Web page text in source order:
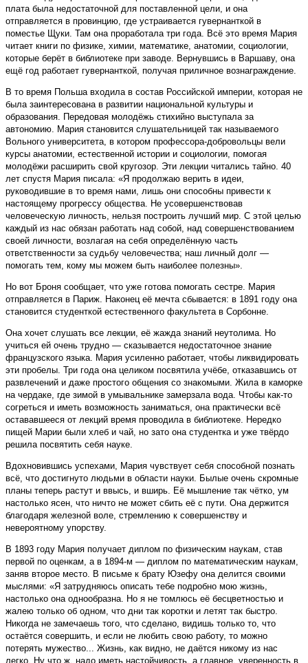
плата была недостаточной для поставленной цели, и она
отправляется в провинцию, где устраивается гувернанткой в
поместье Щуки. Там она проработала три года. Всё это время Мария
читает книги по физике, химии, математике, анатомии, социологии,
которые берёт в библиотеке при заводе. Вернувшись в Варшаву, она
ещё год работает гувернанткой, получая приличное вознаграждение.
В то время Польша входила в состав Российской империи, которая не
была заинтересована в развитии национальной культуры и
образования. Передовая молодёжь стихийно выступала за
автономию. Мария становится слушательницей так называемого
Вольного университета, в котором профессора-добровольцы вели
курсы анатомии, естественной истории и социологии, помогая
молодёжи расширить свой кругозор. Эти лекции читались тайно. 40
лет спустя Мария писала: «Я продолжаю верить в идеи,
руководившие в то время нами, лишь они способны привести к
настоящему прогрессу общества. Не усовершенствовав
человеческую личность, нельзя построить лучший мир. С этой целью
каждый из нас обязан работать над собой, над совершенствованием
своей личности, возлагая на себя определённую часть
ответственности за судьбу человечества; наш личный долг —
помогать тем, кому мы можем быть наиболее полезны».
Но вот Броня сообщает, что уже готова помогать сестре. Мария
отправляется в Париж. Наконец её мечта сбывается: в 1891 году она
становится студенткой естественного факультета в Сорбонне.
Она хочет слушать все лекции, её жажда знаний неутолима. Но
учиться ей очень трудно — сказывается недостаточное знание
французского языка. Мария усиленно работает, чтобы ликвидировать
эти пробелы. Три года она целиком посвятила учёбе, отказавшись от
развлечений и даже простого общения со знакомыми. Жила в каморке
на чердаке, где зимой в умывальнике замерзала вода. Чтобы как-то
согреться и иметь возможность заниматься, она практически всё
остававшееся от лекций время проводила в библиотеке. Нередко
пищей Марии были хлеб и чай, но зато она студентка и уже твёрдо
решила посвятить себя науке.
Вдохновившись успехами, Мария чувствует себя способной познать
всё, что достигнуто людьми в области науки. Былые очень скромные
планы теперь растут и ввысь, и вширь. Её мышление так чётко, ум
настолько ясен, что ничто не может сбить её с пути. Она держится
благодаря железной воле, стремлению к совершенству и
невероятному упорству.
В 1893 году Мария получает диплом по физическим наукам, став
первой по оценкам, а в 1894-м — диплом по математическим наукам,
заняв второе место. В письме к брату Юзефу она делится своими
мыслями: «Я затрудняюсь описать тебе подробно мою жизнь,
настолько она однообразна. Но я не томлюсь её бесцветностью и
жалею только об одном, что дни так коротки и летят так быстро.
Никогда не замечаешь того, что сделано, видишь только то, что
остаётся совершить, и если не любить свою работу, то можно
потерять мужество... Жизнь, как видно, не даётся никому из нас
легко. Ну что ж, надо иметь настойчивость, а главное, уверенность в